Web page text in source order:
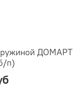
ДОМАРТ
п)